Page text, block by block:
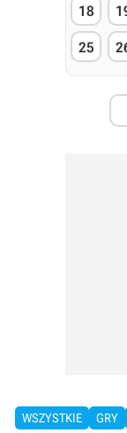
18
25
WSZYSTKIE GRY